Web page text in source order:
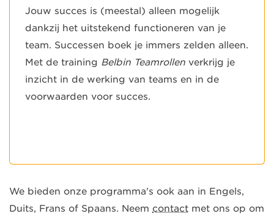
Jouw succes is (meestal) alleen mogelijk
dankzij het uitstekend functioneren van je
team. Successen boek je immers zelden alleen.
Met de training Belbin Teamrollen verkrijg je
inzicht in de werking van teams en in de
voorwaarden voor succes.
We bieden onze programma's ook aan in Engels,
Duits, Frans of Spaans. Neem contact met ons op om